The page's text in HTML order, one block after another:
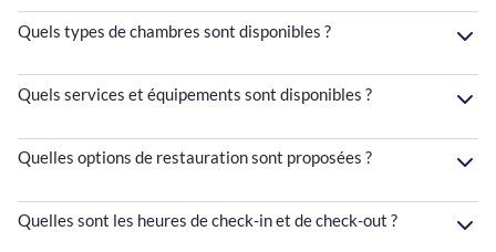
Quels types de chambres sont disponibles ?
Quels services et équipements sont disponibles ?
Quelles options de restauration sont proposées ?
Quelles sont les heures de check-in et de check-out ?